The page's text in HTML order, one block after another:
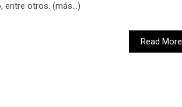
entre otros. (más…)
Read More